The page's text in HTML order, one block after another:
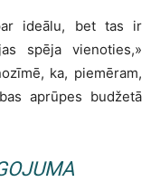
ideālu, bet tas ir
spēja vienoties,»
ka, piemēram,
aprūpes budžetā